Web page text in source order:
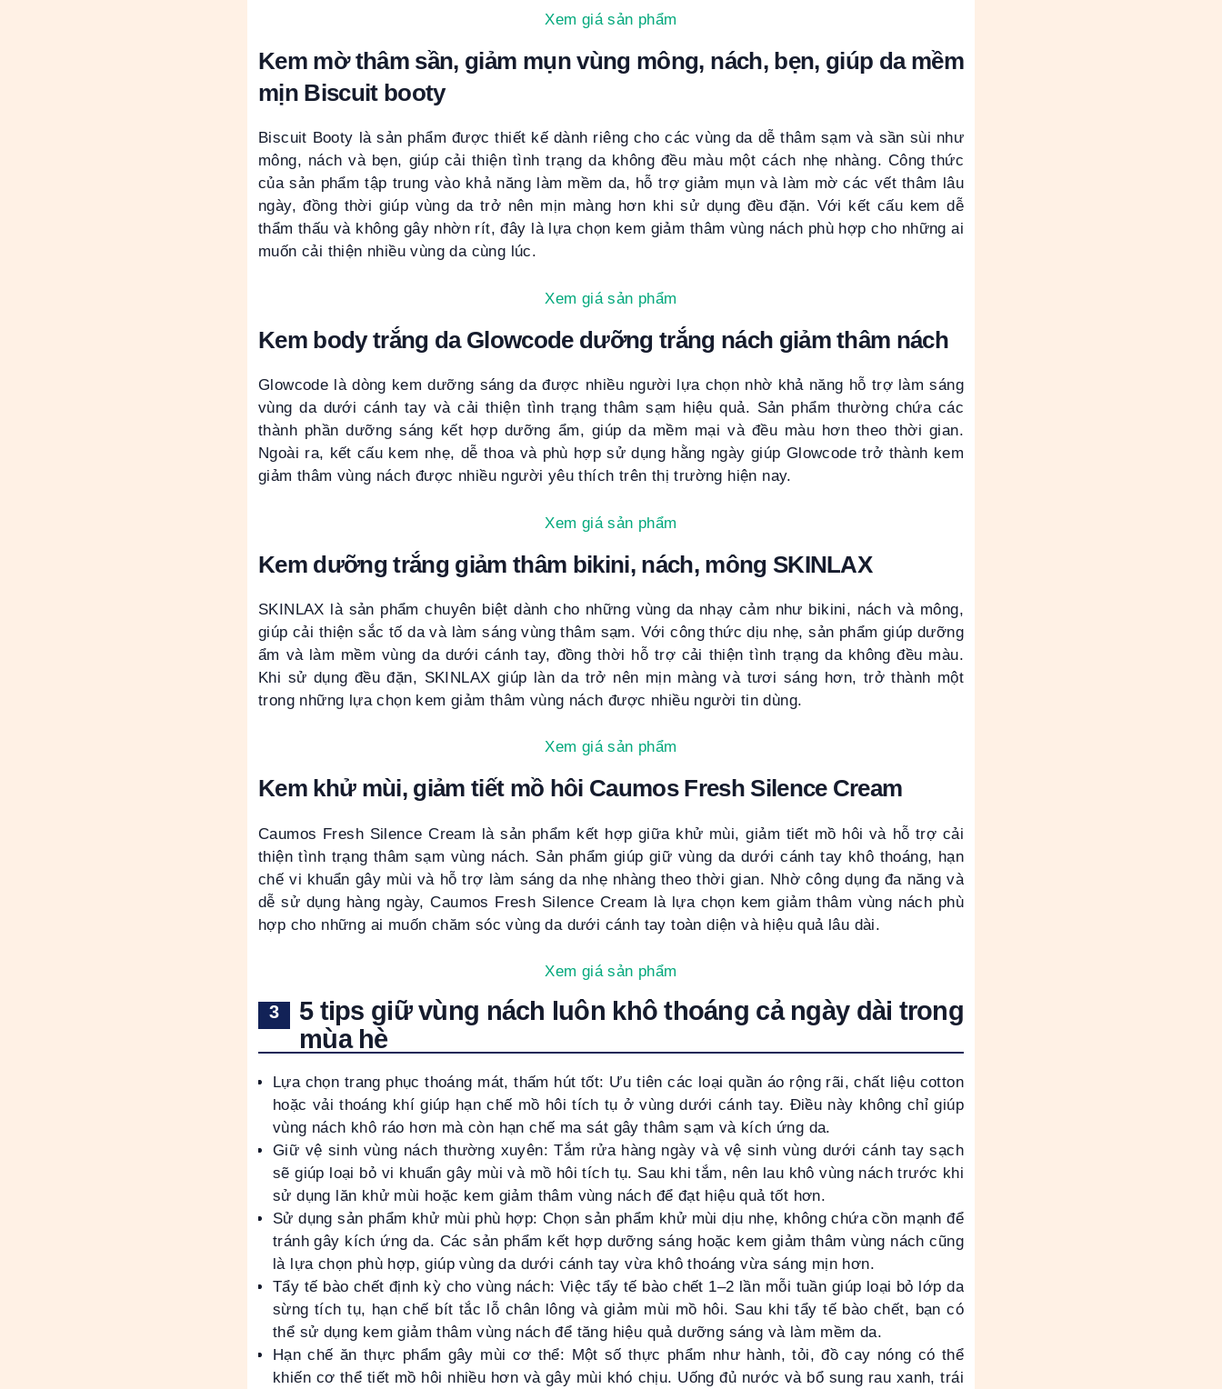
Xem giá sản phẩm
Kem mờ thâm sần, giảm mụn vùng mông, nách, bẹn, giúp da mềm
mịn Biscuit booty
Biscuit Booty là sản phẩm được thiết kế dành riêng cho các vùng da dễ thâm sạm và sần sùi như
mông, nách và bẹn, giúp cải thiện tình trạng da không đều màu một cách nhẹ nhàng. Công thức
của sản phẩm tập trung vào khả năng làm mềm da, hỗ trợ giảm mụn và làm mờ các vết thâm lâu
ngày, đồng thời giúp vùng da trở nên mịn màng hơn khi sử dụng đều đặn. Với kết cấu kem dễ
thẩm thấu và không gây nhờn rít, đây là lựa chọn kem giảm thâm vùng nách phù hợp cho những ai
muốn cải thiện nhiều vùng da cùng lúc.
Xem giá sản phẩm
Kem body trắng da Glowcode dưỡng trắng nách giảm thâm nách
Glowcode là dòng kem dưỡng sáng da được nhiều người lựa chọn nhờ khả năng hỗ trợ làm sáng
vùng da dưới cánh tay và cải thiện tình trạng thâm sạm hiệu quả. Sản phẩm thường chứa các
thành phần dưỡng sáng kết hợp dưỡng ẩm, giúp da mềm mại và đều màu hơn theo thời gian.
Ngoài ra, kết cấu kem nhẹ, dễ thoa và phù hợp sử dụng hằng ngày giúp Glowcode trở thành kem
giảm thâm vùng nách được nhiều người yêu thích trên thị trường hiện nay.
Xem giá sản phẩm
Kem dưỡng trắng giảm thâm bikini, nách, mông SKINLAX
SKINLAX là sản phẩm chuyên biệt dành cho những vùng da nhạy cảm như bikini, nách và mông,
giúp cải thiện sắc tố da và làm sáng vùng thâm sạm. Với công thức dịu nhẹ, sản phẩm giúp dưỡng
ẩm và làm mềm vùng da dưới cánh tay, đồng thời hỗ trợ cải thiện tình trạng da không đều màu.
Khi sử dụng đều đặn, SKINLAX giúp làn da trở nên mịn màng và tươi sáng hơn, trở thành một
trong những lựa chọn kem giảm thâm vùng nách được nhiều người tin dùng.
Xem giá sản phẩm
Kem khử mùi, giảm tiết mồ hôi Caumos Fresh Silence Cream
Caumos Fresh Silence Cream là sản phẩm kết hợp giữa khử mùi, giảm tiết mồ hôi và hỗ trợ cải
thiện tình trạng thâm sạm vùng nách. Sản phẩm giúp giữ vùng da dưới cánh tay khô thoáng, hạn
chế vi khuẩn gây mùi và hỗ trợ làm sáng da nhẹ nhàng theo thời gian. Nhờ công dụng đa năng và
dễ sử dụng hàng ngày, Caumos Fresh Silence Cream là lựa chọn kem giảm thâm vùng nách phù
hợp cho những ai muốn chăm sóc vùng da dưới cánh tay toàn diện và hiệu quả lâu dài.
Xem giá sản phẩm
5 tips giữ vùng nách luôn khô thoáng cả ngày dài trong
mùa hè
Lựa chọn trang phục thoáng mát, thấm hút tốt: Ưu tiên các loại quần áo rộng rãi, chất liệu cotton
hoặc vải thoáng khí giúp hạn chế mồ hôi tích tụ ở vùng dưới cánh tay. Điều này không chỉ giúp
vùng nách khô ráo hơn mà còn hạn chế ma sát gây thâm sạm và kích ứng da.
Giữ vệ sinh vùng nách thường xuyên: Tắm rửa hàng ngày và vệ sinh vùng dưới cánh tay sạch
sẽ giúp loại bỏ vi khuẩn gây mùi và mồ hôi tích tụ. Sau khi tắm, nên lau khô vùng nách trước khi
sử dụng lăn khử mùi hoặc kem giảm thâm vùng nách để đạt hiệu quả tốt hơn.
Sử dụng sản phẩm khử mùi phù hợp: Chọn sản phẩm khử mùi dịu nhẹ, không chứa cồn mạnh để
tránh gây kích ứng da. Các sản phẩm kết hợp dưỡng sáng hoặc kem giảm thâm vùng nách cũng
là lựa chọn phù hợp, giúp vùng da dưới cánh tay vừa khô thoáng vừa sáng mịn hơn.
Tẩy tế bào chết định kỳ cho vùng nách: Việc tẩy tế bào chết 1–2 lần mỗi tuần giúp loại bỏ lớp da
sừng tích tụ, hạn chế bít tắc lỗ chân lông và giảm mùi mồ hôi. Sau khi tẩy tế bào chết, bạn có
thể sử dụng kem giảm thâm vùng nách để tăng hiệu quả dưỡng sáng và làm mềm da.
Hạn chế ăn thực phẩm gây mùi cơ thể: Một số thực phẩm như hành, tỏi, đồ cay nóng có thể
khiến cơ thể tiết mồ hôi nhiều hơn và gây mùi khó chịu. Uống đủ nước và bổ sung rau xanh, trái